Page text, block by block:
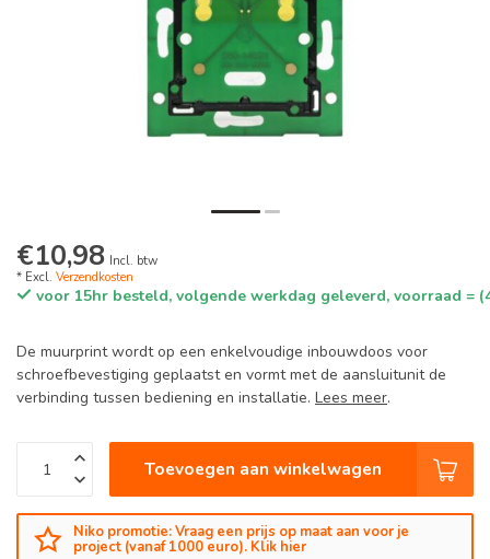
€10,98 Incl. btw
* Excl. Verzendkosten
voor 15hr besteld, volgende werkdag geleverd, voorraad =
De muurprint wordt op een enkelvoudige inbouwdoos voor
schroefbevestiging geplaatst en vormt met de aansluitunit de
verbinding tussen bediening en installatie. Lees meer.
Toevoegen aan winkelwagen
Niko promotie: Vraag een prijs op maat aan voor je
project (vanaf 1000 euro). Klik hier